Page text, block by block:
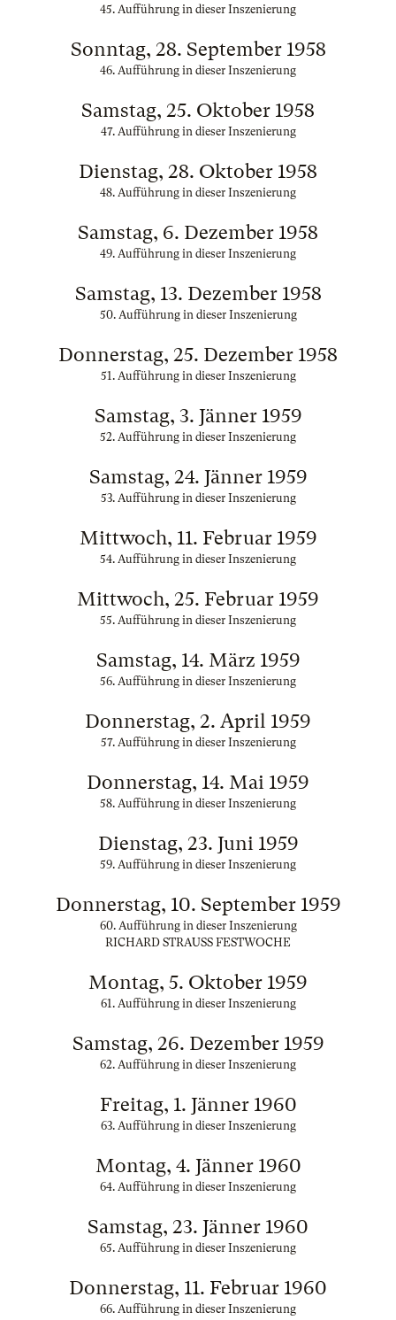
45. Aufführung in dieser Inszenierung
Sonntag, 28. September 1958
46. Aufführung in dieser Inszenierung
Samstag, 25. Oktober 1958
47. Aufführung in dieser Inszenierung
Dienstag, 28. Oktober 1958
48. Aufführung in dieser Inszenierung
Samstag, 6. Dezember 1958
49. Aufführung in dieser Inszenierung
Samstag, 13. Dezember 1958
50. Aufführung in dieser Inszenierung
Donnerstag, 25. Dezember 1958
51. Aufführung in dieser Inszenierung
Samstag, 3. Jänner 1959
52. Aufführung in dieser Inszenierung
Samstag, 24. Jänner 1959
53. Aufführung in dieser Inszenierung
Mittwoch, 11. Februar 1959
54. Aufführung in dieser Inszenierung
Mittwoch, 25. Februar 1959
55. Aufführung in dieser Inszenierung
Samstag, 14. März 1959
56. Aufführung in dieser Inszenierung
Donnerstag, 2. April 1959
57. Aufführung in dieser Inszenierung
Donnerstag, 14. Mai 1959
58. Aufführung in dieser Inszenierung
Dienstag, 23. Juni 1959
59. Aufführung in dieser Inszenierung
Donnerstag, 10. September 1959
60. Aufführung in dieser Inszenierung
RICHARD STRAUSS FESTWOCHE
Montag, 5. Oktober 1959
61. Aufführung in dieser Inszenierung
Samstag, 26. Dezember 1959
62. Aufführung in dieser Inszenierung
Freitag, 1. Jänner 1960
63. Aufführung in dieser Inszenierung
Montag, 4. Jänner 1960
64. Aufführung in dieser Inszenierung
Samstag, 23. Jänner 1960
65. Aufführung in dieser Inszenierung
Donnerstag, 11. Februar 1960
66. Aufführung in dieser Inszenierung